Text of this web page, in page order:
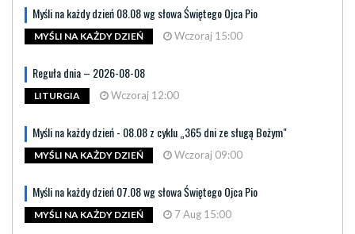
Myśli na każdy dzień 08.08 wg słowa Świętego Ojca Pio
MYŚLI NA KAŻDY DZIEŃ Wczoraj 15:00
Reguła dnia – 2026-08-08
LITURGIA Wczoraj 12:00
Myśli na każdy dzień - 08.08 z cyklu „365 dni ze sługą Bożym"
MYŚLI NA KAŻDY DZIEŃ Wczoraj 09:00
Myśli na każdy dzień 07.08 wg słowa Świętego Ojca Pio
MYŚLI NA KAŻDY DZIEŃ 7 Aug 15:00